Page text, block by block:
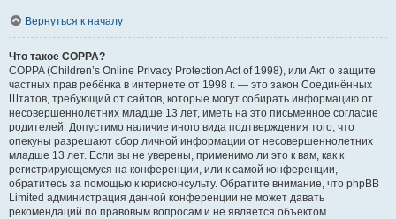
Вернуться к началу
Что такое COPPA?
COPPA (Children’s Online Privacy Protection Act of 1998), или Акт о защите
частных прав ребёнка в интернете от 1998 г. — это закон Соединённых
Штатов, требующий от сайтов, которые могут собирать информацию от
несовершеннолетних младше 13 лет, иметь на это письменное согласие
родителей. Допустимо наличие иного вида подтверждения того, что
опекуны разрешают сбор личной информации от несовершеннолетних
младше 13 лет. Если вы не уверены, применимо ли это к вам, как к
регистрирующемуся на конференции, или к самой конференции,
обратитесь за помощью к юрисконсульту. Обратите внимание, что phpBB
Limited администрация данной конференции не может давать
рекомендаций по правовым вопросам и не является объектом